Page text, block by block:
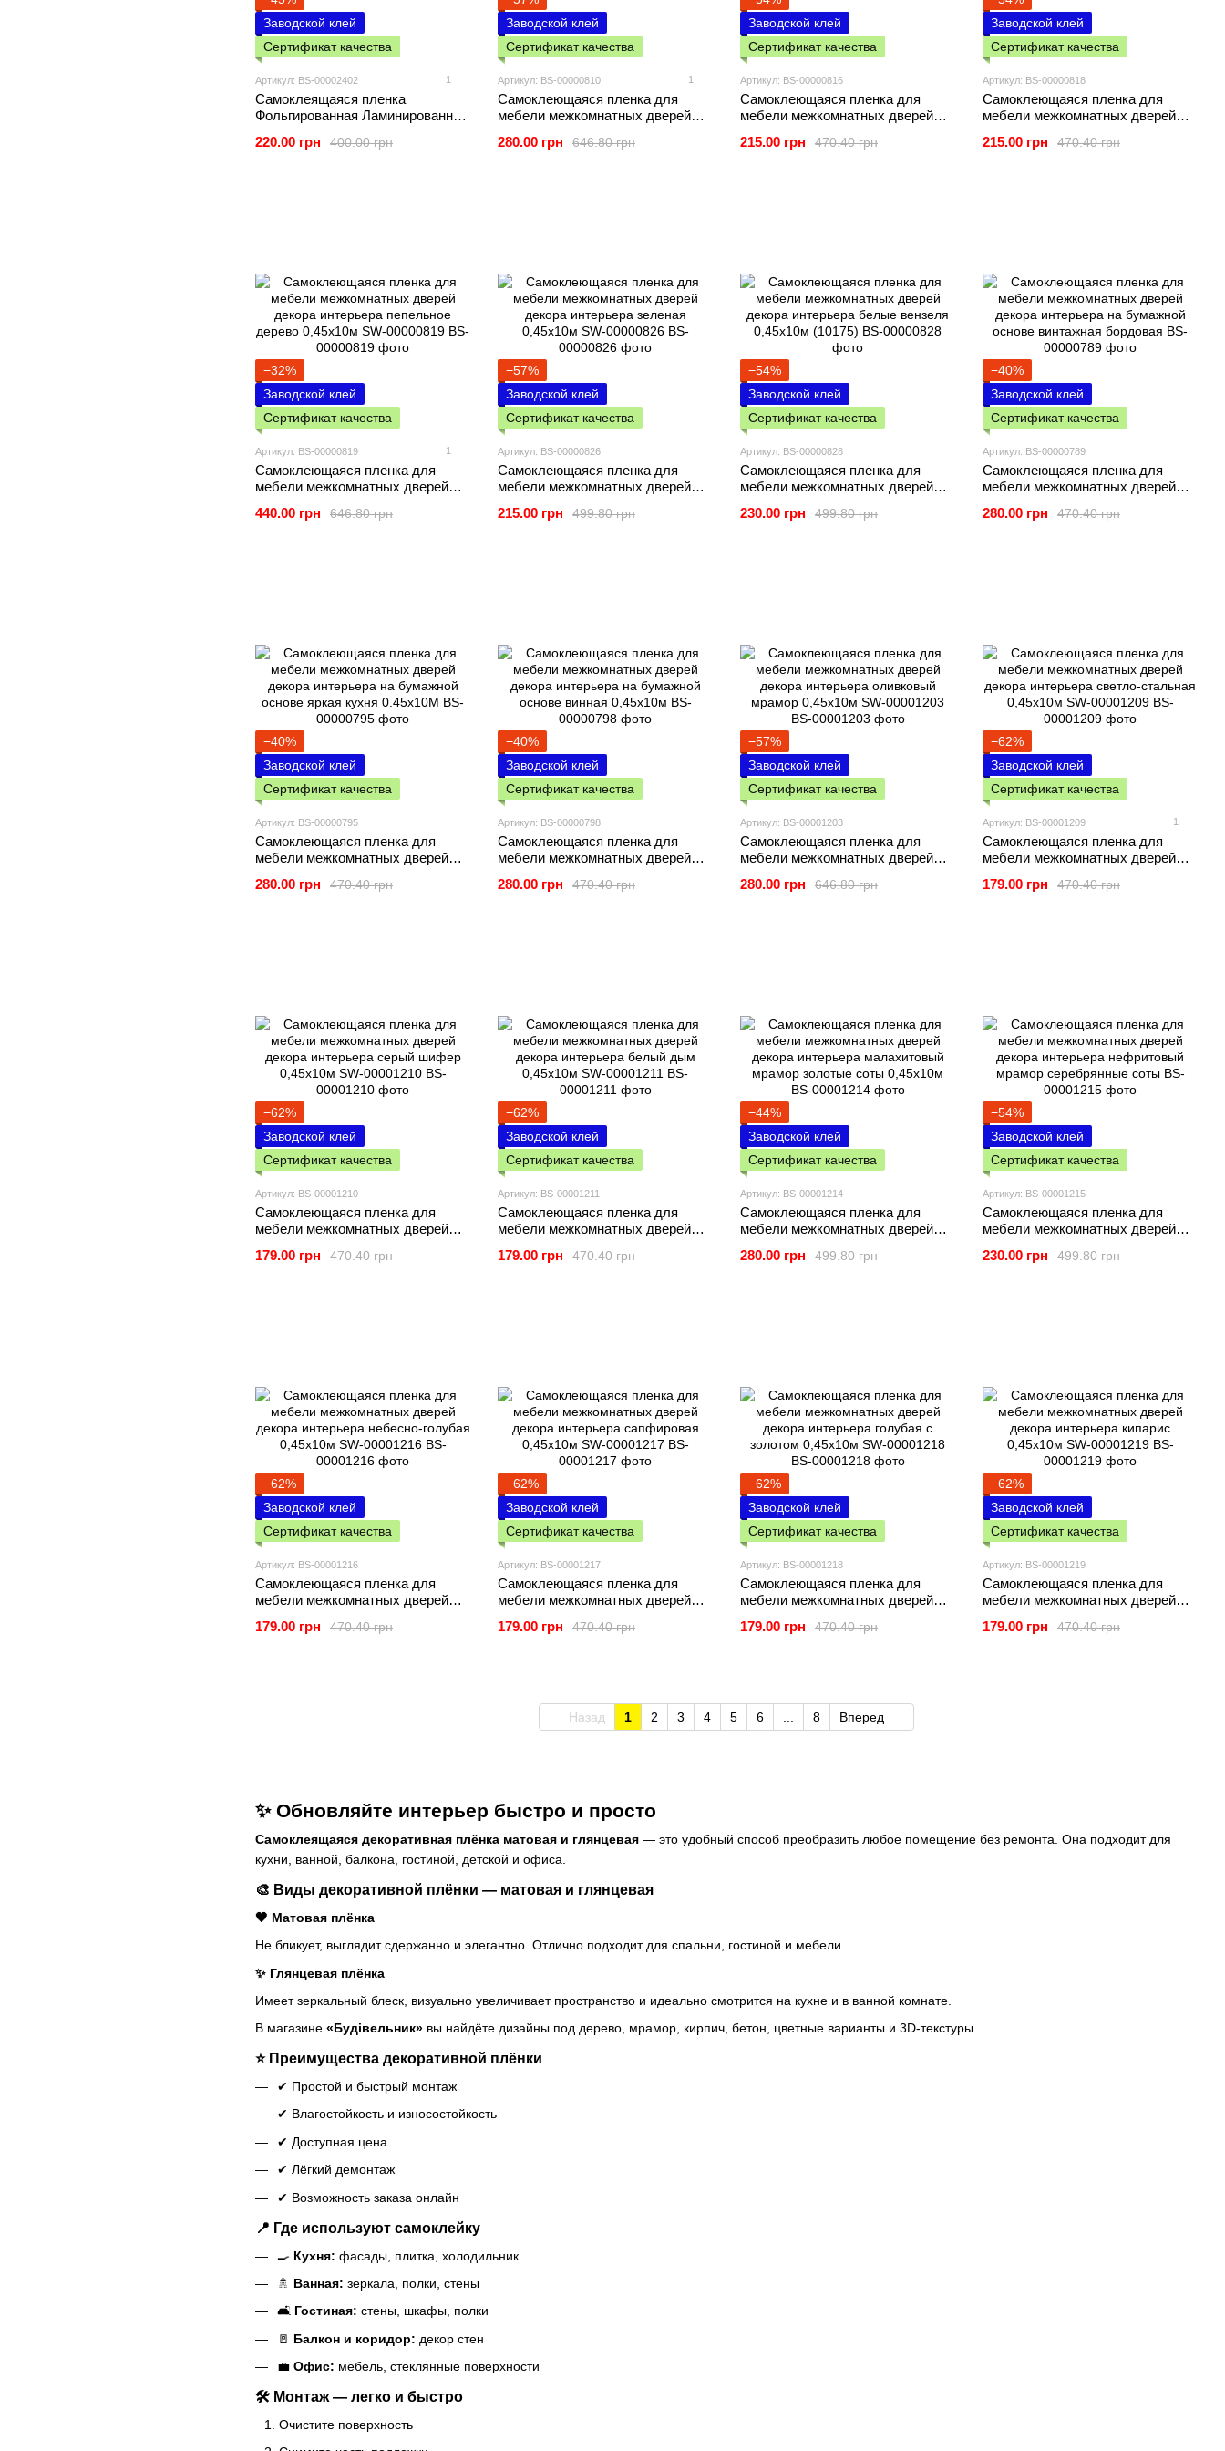
✨ Обновляйте интерьер быстро и просто
Самоклеящаяся декоративная плёнка матовая и глянцевая — это удобный способ преобразить любое помещение без ремонта. Она подходит для
кухни, ванной, балкона, гостиной, детской и офиса.
🎨 Виды декоративной плёнки — матовая и глянцевая
🖤 Матовая плёнка
Не бликует, выглядит сдержанно и элегантно. Отлично подходит для спальни, гостиной и мебели.
✨ Глянцевая плёнка
Имеет зеркальный блеск, визуально увеличивает пространство и идеально смотрится на кухне и в ванной комнате.
В магазине «Будівельник» вы найдёте дизайны под дерево, мрамор, кирпич, бетон, цветные варианты и 3D-текстуры.
⭐ Преимущества декоративной плёнки
✔ Простой и быстрый монтаж
✔ Влагостойкость и износостойкость
✔ Доступная цена
✔ Лёгкий демонтаж
✔ Возможность заказа онлайн
📍 Где используют самоклейку
🍳 Кухня: фасады, плитка, холодильник
🚿 Ванная: зеркала, полки, стены
🛋 Гостиная: стены, шкафы, полки
🚪 Балкон и коридор: декор стен
💼 Офис: мебель, стеклянные поверхности
🛠 Монтаж — легко и быстро
Очистите поверхность
Заводской клей
Сертификат качества
Артикул: BS-00002402 1
Самоклеящаяся пленка
Фольгированная Ламинированная
400.00 грн
220.00 грн
Заводской клей
Сертификат качества
Артикул: BS-00000810 1
Самоклеющаяся пленка для
мебели межкомнатных дверей
дерево 0,45х10м SW-00000810
646.80 грн
280.00 грн
Заводской клей
Сертификат качества
Артикул: BS-00000816
Самоклеющаяся пленка для
мебели межкомнатных дверей
0,45х10м SW-00000816
470.40 грн
215.00 грн
Заводской клей
Сертификат качества
Артикул: BS-00000818
Самоклеющаяся пленка для
мебели межкомнатных дверей
Мишка 0,45х10м SW-00000818
470.40 грн
215.00 грн
−32%
Заводской клей
Сертификат качества
Артикул: BS-00000819 1
Самоклеющаяся пленка для
мебели межкомнатных дверей
дерево 0,45х10м SW-00000819
646.80 грн
440.00 грн
−57%
Заводской клей
Сертификат качества
Артикул: BS-00000826
Самоклеющаяся пленка для
мебели межкомнатных дверей
0,45х10м SW-00000826
499.80 грн
215.00 грн
−54%
Заводской клей
Сертификат качества
Артикул: BS-00000828
Самоклеющаяся пленка для
мебели межкомнатных дверей
0,45х10м (10175)499.80 грн
230.00 грн
−40%
Заводской клей
Сертификат качества
Артикул: BS-00000789
Самоклеющаяся пленка для
мебели межкомнатных дверей
основе винтажная бордовая
470.40 грн
280.00 грн
−40%
Заводской клей
Сертификат качества
Артикул: BS-00000795
Самоклеющаяся пленка для
мебели межкомнатных дверей
основе яркая кухня 0.45х10M
470.40 грн
280.00 грн
−40%
Заводской клей
Сертификат качества
Артикул: BS-00000798
Самоклеющаяся пленка для
мебели межкомнатных дверей
основе винная 0,45х10м
470.40 грн
280.00 грн
−57%
Заводской клей
Сертификат качества
Артикул: BS-00001203
Самоклеющаяся пленка для
мебели межкомнатных дверей
мрамор 0,45х10м SW-00001203
646.80 грн
280.00 грн
−62%
Заводской клей
Сертификат качества
Артикул: BS-00001209 1
Самоклеющаяся пленка для
мебели межкомнатных дверей
стальная 0,45х10м SW-00001209
470.40 грн
179.00 грн
−62%
Заводской клей
Сертификат качества
Артикул: BS-00001210
Самоклеющаяся пленка для
мебели межкомнатных дверей
0,45х10м SW-00001210
470.40 грн
179.00 грн
−62%
Заводской клей
Сертификат качества
Артикул: BS-00001211
Самоклеющаяся пленка для
мебели межкомнатных дверей
0,45х10м SW-00001211
470.40 грн
179.00 грн
−44%
Заводской клей
Сертификат качества
Артикул: BS-00001214
Самоклеющаяся пленка для
мебели межкомнатных дверей
мрамор золотые соты 0,45х10м
499.80 грн
280.00 грн
−54%
Заводской клей
Сертификат качества
Артикул: BS-00001215
Самоклеющаяся пленка для
мебели межкомнатных дверей
мрамор серебрянные соты
499.80 грн
230.00 грн
−62%
Заводской клей
Сертификат качества
Артикул: BS-00001216
Самоклеющаяся пленка для
мебели межкомнатных дверей
голубая 0,45х10м SW-00001216
470.40 грн
179.00 грн
−62%
Заводской клей
Сертификат качества
Артикул: BS-00001217
Самоклеющаяся пленка для
мебели межкомнатных дверей
0,45х10м SW-00001217
470.40 грн
179.00 грн
−62%
Заводской клей
Сертификат качества
Артикул: BS-00001218
Самоклеющаяся пленка для
мебели межкомнатных дверей
золотом 0,45х10м SW-00001218
470.40 грн
179.00 грн
−62%
Заводской клей
Сертификат качества
Артикул: BS-00001219
Самоклеющаяся пленка для
мебели межкомнатных дверей
0,45х10м SW-00001219
470.40 грн
179.00 грн
Назад 1 2 3 4 5 6 8 Вперед